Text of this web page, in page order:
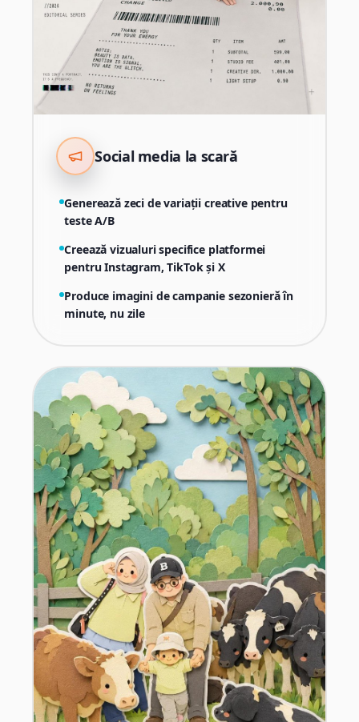
Social media la scară
Generează zeci de variații creative pentru
teste A/B
Creează vizualuri specifice platformei
pentru Instagram, TikTok și X
Produce imagini de campanie sezonieră în
minute, nu zile